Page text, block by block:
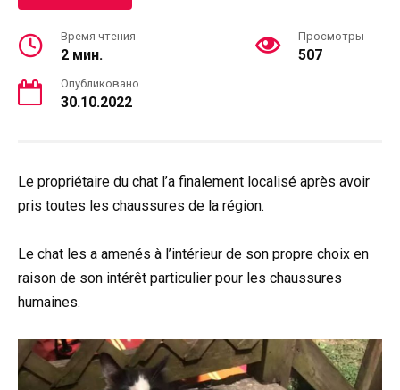
Время чтения
2 мин.
Просмотры
507
Опубликовано
30.10.2022
Le propriétaire du chat l’a finalement localisé après avoir
pris toutes les chaussures de la région.
Le chat les a amenés à l’intérieur de son propre choix en
raison de son intérêt particulier pour les chaussures
humaines.